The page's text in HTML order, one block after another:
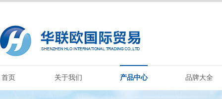
首页 关于我们 产品中心 品牌大全